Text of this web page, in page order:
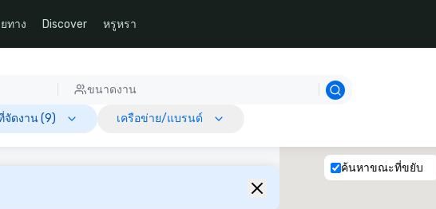
ทาง Discover หรูหรา
ขนาดงาน
จัดงาน (9) เครือข่าย/แบรนด์
ค้นหาขณะที่ขยับ